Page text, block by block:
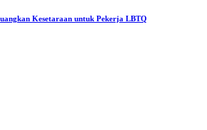
Kesetaraan untuk Pekerja LBTQ